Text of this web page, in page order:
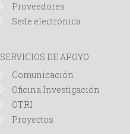
Proveedores
Sede electrónica
SERVICIOS DE APOYO
Comunicación
Oficina Investigación
OTRI
Proyectos